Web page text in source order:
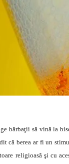
bărbaţii să vină la
că berea ar fi un
religioasă şi cu